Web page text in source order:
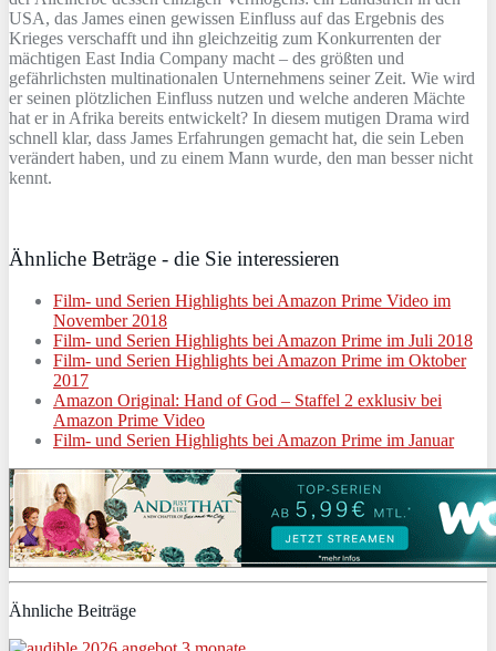
USA, das James einen gewissen Einfluss auf das Ergebnis des
Krieges verschafft und ihn gleichzeitig zum Konkurrenten der
mächtigen East India Company macht – des größten und
gefährlichsten multinationalen Unternehmens seiner Zeit. Wie wird
er seinen plötzlichen Einfluss nutzen und welche anderen Mächte
hat er in Afrika bereits entwickelt? In diesem mutigen Drama wird
schnell klar, dass James Erfahrungen gemacht hat, die sein Leben
verändert haben, und zu einem Mann wurde, den man besser nicht
kennt.
Ähnliche Beträge - die Sie interessieren
Film- und Serien Highlights bei Amazon Prime Video im
November 2018
Film- und Serien Highlights bei Amazon Prime im Juli 2018
Film- und Serien Highlights bei Amazon Prime im Oktober
2017
Amazon Original: Hand of God – Staffel 2 exklusiv bei
Amazon Prime Video
Film- und Serien Highlights bei Amazon Prime im Januar
Ähnliche Beiträge